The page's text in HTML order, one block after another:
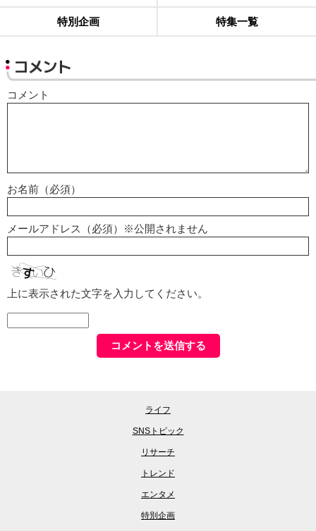
特別企画 特集一覧
コメント
コメント
お名前（必須）
メールアドレス（必須）※公開されません
上に表示された文字を入力してください。
ライフ
SNSトピック
リサーチ
トレンド
エンタメ
特別企画